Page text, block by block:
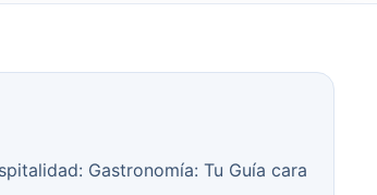
Gastronomía: Tu Guía cara